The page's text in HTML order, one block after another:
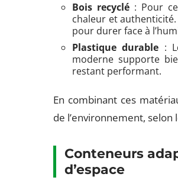
Bois recyclé : Pour
chaleur et
pour durer face à
Plastique durable :
moderne supporte
restant performant.
En combinant ces
de l’environnement,
Conteneurs
d’espace